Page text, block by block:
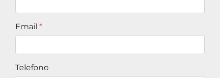
Email *
Telefono